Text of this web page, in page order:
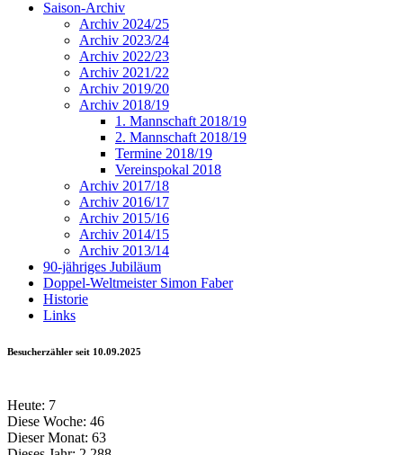
Saison-Archiv
Archiv 2024/25
Archiv 2023/24
Archiv 2022/23
Archiv 2021/22
Archiv 2019/20
Archiv 2018/19
1. Mannschaft 2018/19
2. Mannschaft 2018/19
Termine 2018/19
Vereinspokal 2018
Archiv 2017/18
Archiv 2016/17
Archiv 2015/16
Archiv 2014/15
Archiv 2013/14
90-jähriges Jubiläum
Doppel-Weltmeister Simon Faber
Historie
Links
Besucherzähler seit 10.09.2025
Heute: 7
Diese Woche: 46
Dieser Monat: 63